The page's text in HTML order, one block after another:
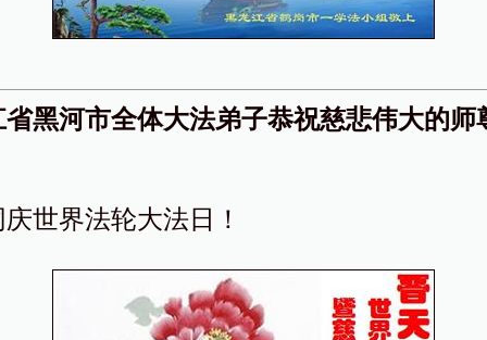
黑河市全体大法弟子恭祝慈悲伟大的师
世界法轮大法日！